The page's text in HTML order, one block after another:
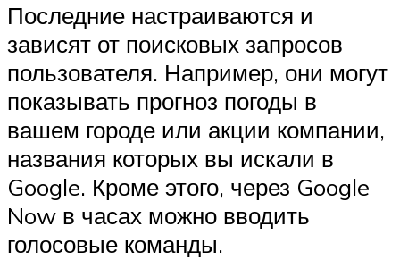
Последние настраиваются и
зависят от поисковых запросов
пользователя. Например, они могут
показывать прогноз погоды в
вашем городе или акции компании,
названия которых вы искали в
Google. Кроме этого, через Google
Now в часах можно вводить
голосовые команды.